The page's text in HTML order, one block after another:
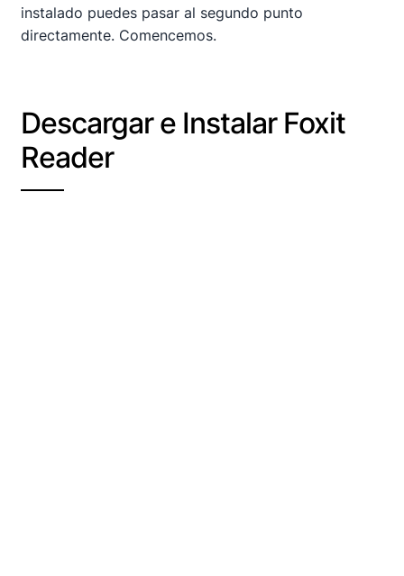
instalado puedes pasar al segundo punto
directamente. Comencemos.
Descargar e Instalar Foxit
Reader